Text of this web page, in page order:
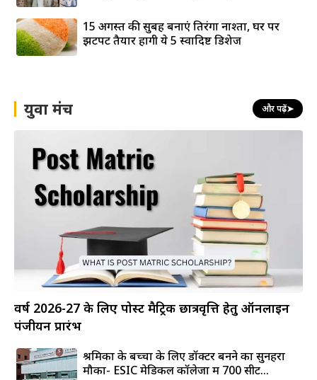
15 अगस्त की सुबह बनाएं तिरंगा नाश्ता, घर पर
झटपट तैयार होंगी ये 5 स्वादिष्ट डिशेज
युवा मंच और पढ़ें➤
वर्ष 2026-27 के लिए पोस्ट मैट्रिक छात्रवृत्ति हेतु ऑनलाइन
पंजीयन प्रारंभ
श्रमिकों के बच्चों के लिए डॉक्टर बनने का सुनहरा
मौका- ESIC मेडिकल कॉलेजों में 700 सीटें...